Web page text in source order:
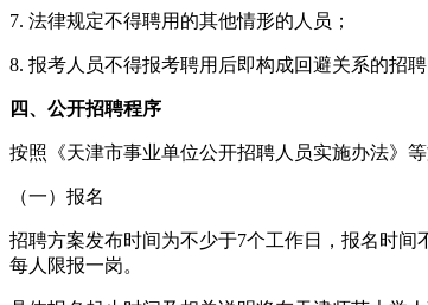
7. 法律规定不得聘用的其他情形的人员；
8. 报考人员不得报考聘用后即构成回避关系的招聘
四、公开招聘程序
按照《天津市事业单位公开招聘人员实施办法》
（一）报名
招聘方案发布时间为不少于7个工作日，报名时
每人限报一岗。